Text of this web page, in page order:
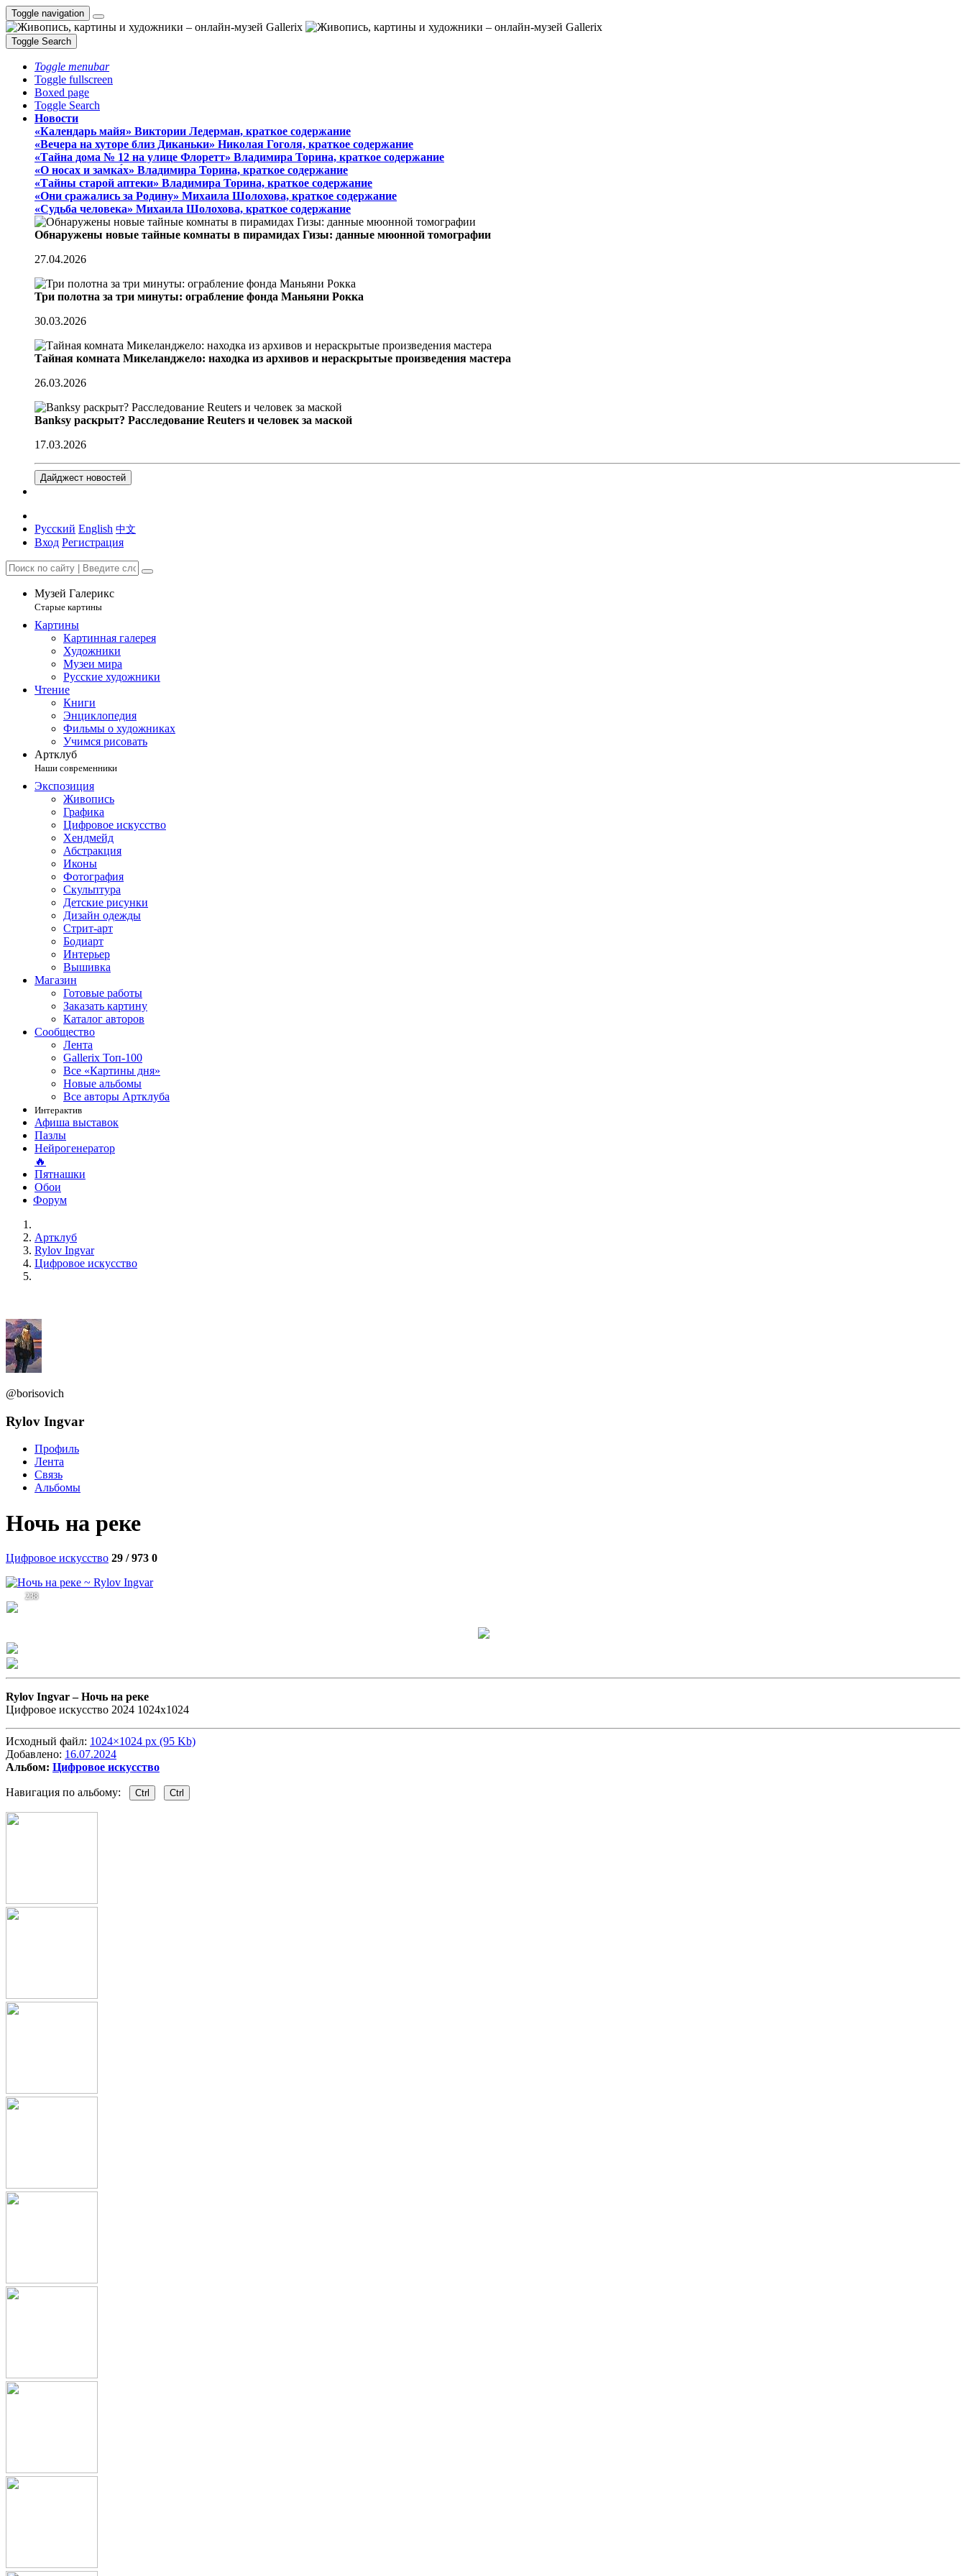
Toggle navigation
Toggle Search
Toggle menubar
Toggle fullscreen
Boxed page
Toggle Search
Новости
«Календарь майя» Виктории Ледерман, краткое содержание
«Вечера на хуторе близ Диканьки» Николая Гоголя, краткое содержание
«Тайна дома № 12 на улице Флоретт» Владимира Торина, краткое содержание
«О носах и замка́х» Владимира Торина, краткое содержание
«Тайны старой аптеки» Владимира Торина, краткое содержание
«Они сражались за Родину» Михаила Шолохова, краткое содержание
«Судьба человека» Михаила Шолохова, краткое содержание
Обнаружены новые тайные комнаты в пирамидах Гизы: данные мюонной томографии
27.04.2026
Три полотна за три минуты: ограбление фонда Маньяни Рокка
30.03.2026
Тайная комната Микеланджело: находка из архивов и нераскрытые произведения мастера
26.03.2026
Banksy раскрыт? Расследование Reuters и человек за маской
17.03.2026
Дайджест новостей
Русский English 中文
Вход Регистрация
Музей Галерикс
Старые картины
Картины
Картинная галерея
Художники
Музеи мира
Русские художники
Чтение
Книги
Энциклопедия
Фильмы о художниках
Учимся рисовать
Артклуб
Наши современники
Экспозиция
Живопись
Графика
Цифровое искусство
Хендмейд
Абстракция
Иконы
Фотография
Скульптура
Детские рисунки
Дизайн одежды
Стрит-арт
Бодиарт
Интерьер
Вышивка
Магазин
Готовые работы
Заказать картину
Каталог авторов
Сообщество
Лента
Gallerix Топ-100
Все «Картины дня»
Новые альбомы
Все авторы Артклуба
Интерактив
Афиша выставок
Пазлы
Нейрогенератор
🔥
Пятнашки
Обои
Форум
Артклуб
Rylov Ingvar
Цифровое искусство
@borisovich
Rylov Ingvar
Профиль
Лента
Связь
Альбомы
Ночь на реке
Цифровое искусство 29 / 973 0
238
Rylov Ingvar –Ночь на реке
Цифровое искусство 2024 1024х1024
Исходный файл: 1024×1024 px (95 Kb)
Добавлено: 16.07.2024
Альбом: Цифровое искусство
Навигация по альбому: Ctrl Ctrl